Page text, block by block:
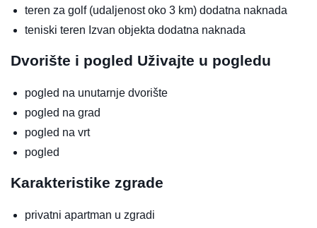
teren za golf (udaljenost oko 3 km) dodatna naknada
teniski teren Izvan objekta dodatna naknada
Dvorište i pogled Uživajte u pogledu
pogled na unutarnje dvorište
pogled na grad
pogled na vrt
pogled
Karakteristike zgrade
privatni apartman u zgradi